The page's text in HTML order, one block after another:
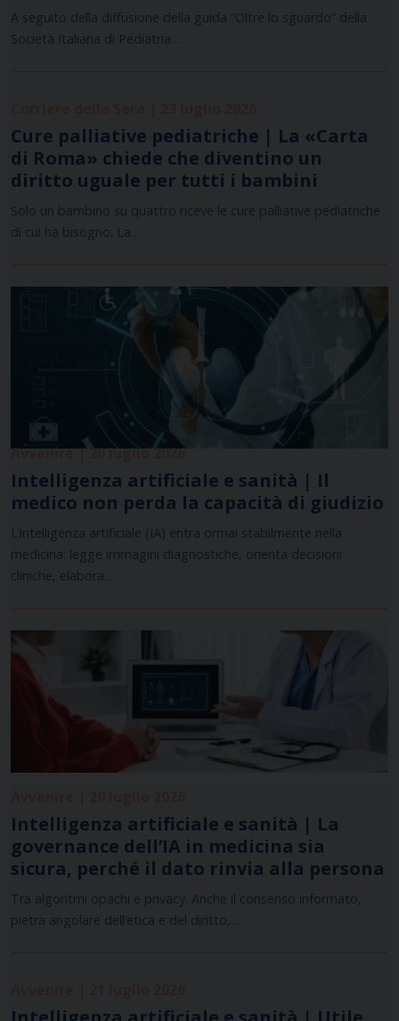
A seguito della diffusione della guida “Oltre lo sguardo” della
Società Italiana di Pediatria…
Cure palliative pediatriche | La «Carta
di Roma» chiede che diventino un
diritto uguale per tutti i bambini
Solo un bambino su quattro riceve le cure palliative pediatriche
di cui ha bisogno. La…
Avvenire | 20 luglio 2026
Intelligenza artificiale e sanità | Il
medico non perda la capacità di giudizio
L’intelligenza artificiale (IA) entra ormai stabilmente nella
medicina: legge immagini diagnostiche, orienta decisioni
cliniche, elabora…
Intelligenza artificiale e sanità | La
governance dell’IA in medicina sia
sicura, perché il dato rinvia alla persona
Tra algoritmi opachi e privacy. Anche il consenso informato,
pietra angolare dell’etica e del diritto,…